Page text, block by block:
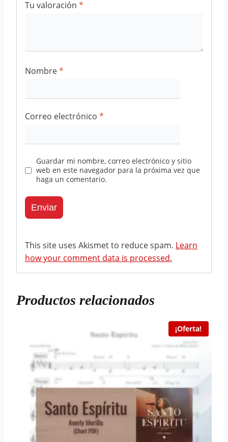
Tu valoración *
Nombre*
Correo electrónico *
Guardar mi nombre, correo electrónico y sitio
web en este navegador para la próxima vez que
haga un comentario.
This site uses Akismet to reduce spam. Learn
how your comment data is processed.
Productos relacionados
¡Oferta!